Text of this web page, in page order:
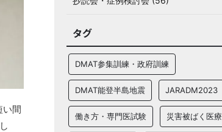
い間
タグ
DMAT参集訓練・政府訓練
DMAT能登半島地震 JARADM2023
働き方・専門医試験 災害被ばく医療